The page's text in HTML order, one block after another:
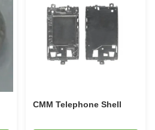
CMM Telephone Shell